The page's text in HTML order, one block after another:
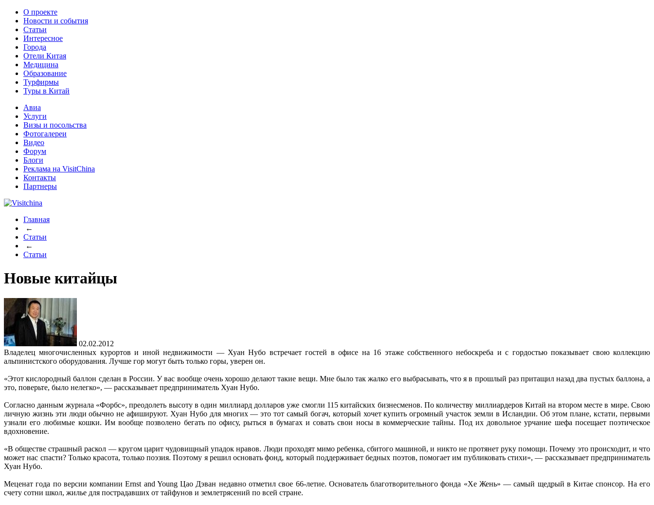
О проекте
Новости и события
Статьи
Интересное
Города
Отели Китая
Медицина
Образование
Турфирмы
Туры в Китай
Авиа
Услуги
Визы и посольства
Фотогалереи
Видео
Форум
Блоги
Реклама на VisitChina
Контакты
Партнеры
Главная
←
Статьи
←
Статьи
Новые китайцы
02.02.2012
Владелец многочисленных курортов и иной недвижимости — Хуан Нубо встречает гостей в офисе на 16 этаже собственного небоскреба и с гордостью показывает свою коллекцию
альпинистского оборудования. Лучше гор могут быть только горы, уверен он.
«Этот кислородный баллон сделан в России. У вас вообще очень хорошо делают такие вещи. Мне было так жалко его выбрасывать, что я в прошлый раз притащил назад два пустых баллона, а
это, поверьте, было нелегко», — рассказывает предприниматель Хуан Нубо.
Согласно данным журнала «Форбс», преодолеть высоту в один миллиард долларов уже смогли 115 китайских бизнесменов. По количеству миллиардеров Китай на втором месте в мире. Свою
личную жизнь эти люди обычно не афишируют. Хуан Нубо для многих — это тот самый богач, который хочет купить огромный участок земли в Исландии. Об этом плане, кстати, первыми
узнали его любимые кошки. Им вообще позволено бегать по офису, рыться в бумагах и совать свои носы в коммерческие тайны. Под их довольное урчание шефа посещает поэтическое
вдохновение.
«В обществе страшный раскол — кругом царит чудовищный упадок нравов. Люди проходят мимо ребенка, сбитого машиной, и никто не протянет руку помощи. Почему это происходит, и что
может нас спасти? Только красота, только поэзия. Поэтому я решил основать фонд, который поддерживает бедных поэтов, помогает им публиковать стихи», — рассказывает предприниматель
Хуан Нубо.
Меценат года по версии компании Ernst and Young Цао Дэван недавно отметил свое 66-летие. Основатель благотворительного фонда «Хе Жень» — самый щедрый в Китае спонсор. На его
счету сотни школ, жилье для пострадавших от тайфунов и землетрясений по всей стране.